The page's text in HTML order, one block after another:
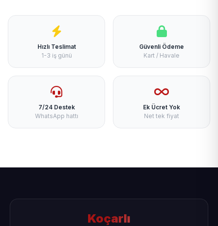
Hızlı Teslimat
1-3 iş günü
Güvenli Ödeme
Kart / Havale
7/24 Destek
WhatsApp hattı
Ek Ücret Yok
Net tek fiyat
Koçarlı